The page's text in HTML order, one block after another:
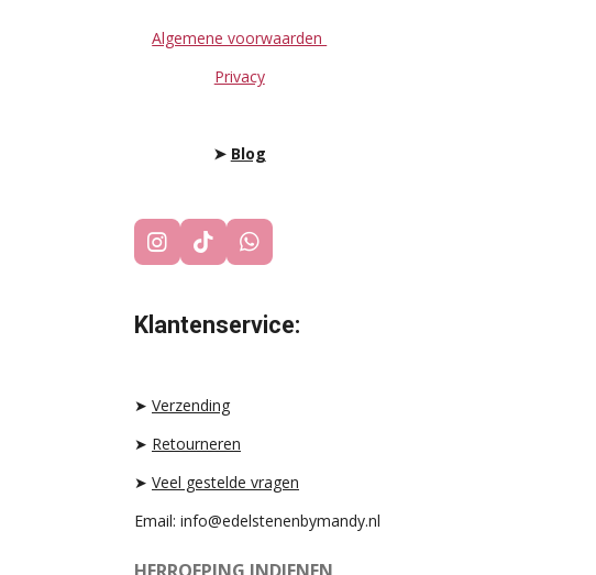
Algemene voorwaarden
Privacy
➤ Blog
I
N
A
A
M
T
I
O
W
H
S
Klantenservice:
➤ Verzending
➤ Retourneren
➤ Veel gestelde vragen
Email: info@edelstenenbymandy.nl
HERROEPING INDIENEN